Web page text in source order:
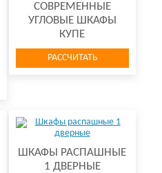
СОВРЕМЕННЫЕ
УГЛОВЫЕ ШКАФЫ
КУПЕ
РАССЧИТАТЬ
ШКАФЫ РАСПАШНЫЕ
1 ДВЕРНЫЕ